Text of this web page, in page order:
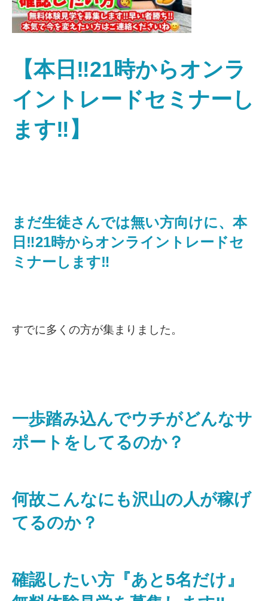
【本日‼️21時からオンラ
イントレードセミナーし
ます‼️】
まだ生徒さんでは無い方向けに、本
日‼️21時からオンライントレードセ
ミナーします‼️
すでに多くの方が集まりました。
一歩踏み込んでウチがどんなサ
ポートをしてるのか？
何故こんなにも沢山の人が稼げ
てるのか？
確認したい方『あと5名だけ』